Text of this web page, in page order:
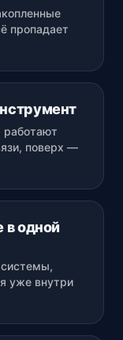
пропадает
работают
поверх —
в одной
уже внутри